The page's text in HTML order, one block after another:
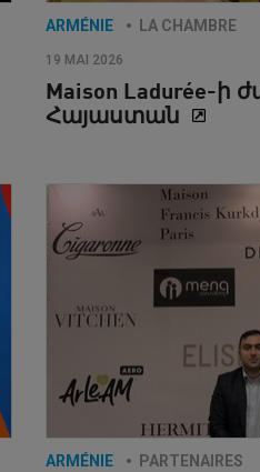
ARMÉNIE LA CHAMBRE
19 MAI 2026
Maison Ladurée-ի
Հայաստան
ARMÉNIE PARTENAIRES